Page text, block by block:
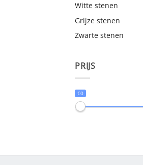
Witte stenen
Grijze stenen
Zwarte stenen
PRIJS
€0